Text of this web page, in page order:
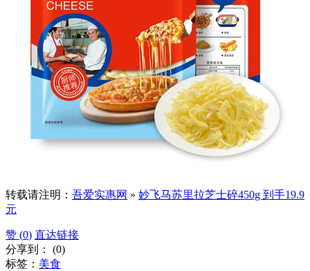
转载请注明： 吾爱实惠网 » 妙飞马苏里拉芝士碎450g 到手19.9
元
赞 (0) 直达链接
分享到： (0)
标签： 美食